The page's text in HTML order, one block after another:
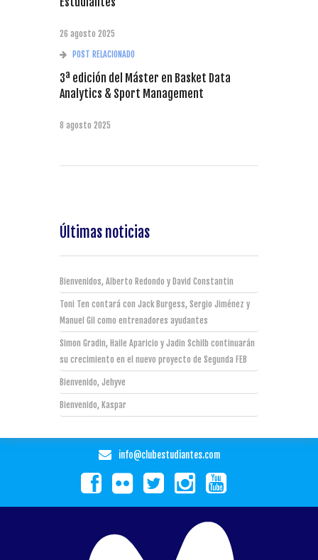
26 agosto 2025
POST RELACIONADO
3ª edición del Máster en Basket Data
Analytics & Sport Management
8 agosto 2025
Últimas noticias
Bienvenidos, Alberto Redondo y David Constantin
Toni Ten contará con Jack Burgess, Sergio Jiménez y
Manuel Gil como entrenadores ayudantes
Simon Gradin, Haile Aparicio y Jadin Schilb continuarán
su crecimiento en el nuevo proyecto de Segunda FEB
Bienvenido, Jehyve
Bienvenido, Kaspar
info@clubestudiantes.com